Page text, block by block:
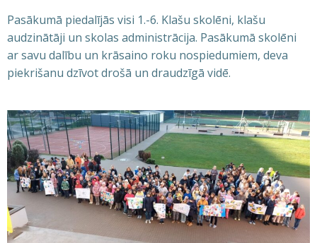
Pasākumā piedalījās visi 1.-6. Klašu skolēni, klašu
audzinātāji un skolas administrācija. Pasākumā skolēni
ar savu dalību un krāsaino roku nospiedumiem, deva
piekrišanu dzīvot drošā un draudzīgā vidē.